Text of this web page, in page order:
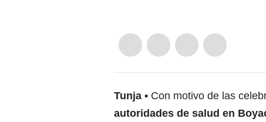
Tunja Con motivo de las
autoridades de salud en